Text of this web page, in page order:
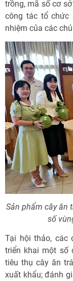
trồng, mã số cơ
công tác tổ chức
nhiệm của các
Sản phẩm cây ăn
số
Tại hội thảo, các
triển khai một số
tiêu thụ cây ăn
xuất khẩu; đánh